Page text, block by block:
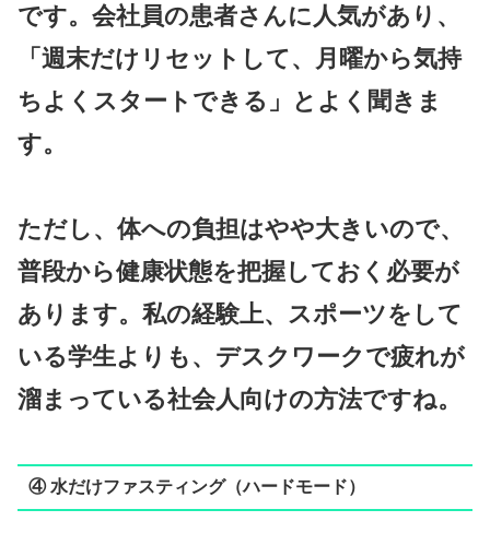
です。会社員の患者さんに人気があり、
「週末だけリセットして、月曜から気持
ちよくスタートできる」とよく聞きま
す。
ただし、体への負担はやや大きいので、
普段から健康状態を把握しておく必要が
あります。私の経験上、スポーツをして
いる学生よりも、デスクワークで疲れが
溜まっている社会人向けの方法ですね。
④ 水だけファスティング（ハードモード）